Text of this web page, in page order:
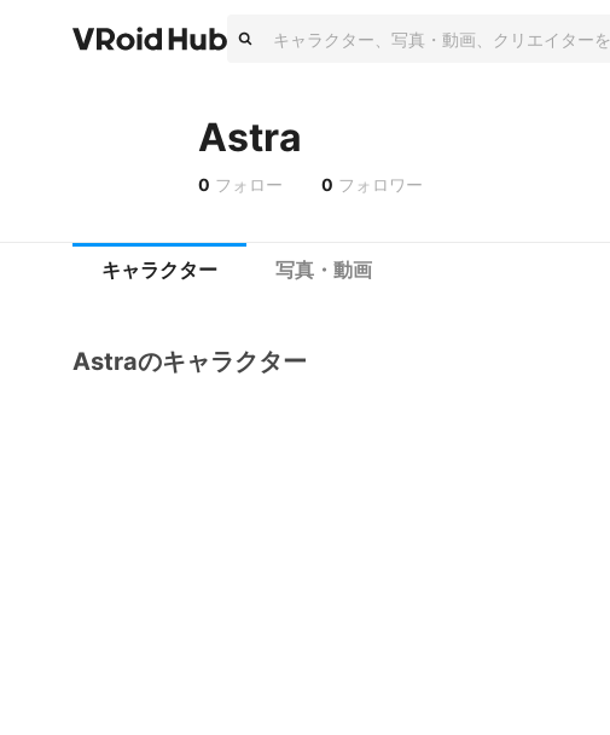
Astra
0 フォロー 0 フォロワー
キャラクター 写真・動画
Astraのキャラクター